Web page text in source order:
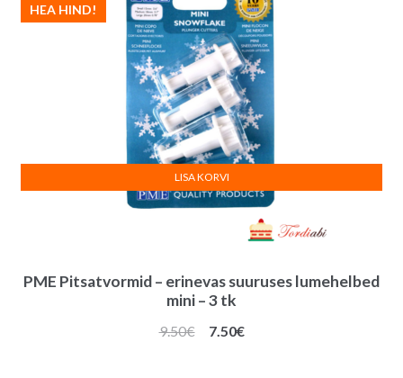
PME Pitsatvormid – erinevas suuruses lumehelbed
mini – 3 tk
HEA HIND!
9.50€
Algne
7.50€Praegune
LISA KORVI